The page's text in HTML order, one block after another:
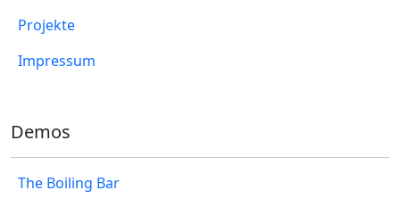
Projekte
Impressum
Demos
The Boiling Bar